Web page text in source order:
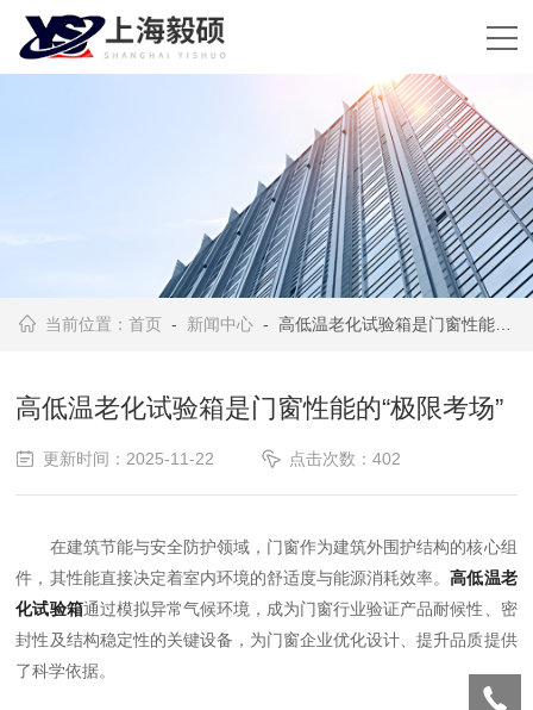
当前位置：首页 - 新闻中心 - 高低温老化试验箱是门窗性能的“极限考场”
高低温老化试验箱是门窗性能的“极限考场”
更新时间：2025-11-22 点击次数：402
在建筑节能与安全防护领域，门窗作为建筑外围护结构的核心组
件，其性能直接决定着室内环境的舒适度与能源消耗效率。高低温老
化试验箱通过模拟异常气候环境，成为门窗行业验证产品耐候性、密
封性及结构稳定性的关键设备，为门窗企业优化设计、提升品质提供
了科学依据。